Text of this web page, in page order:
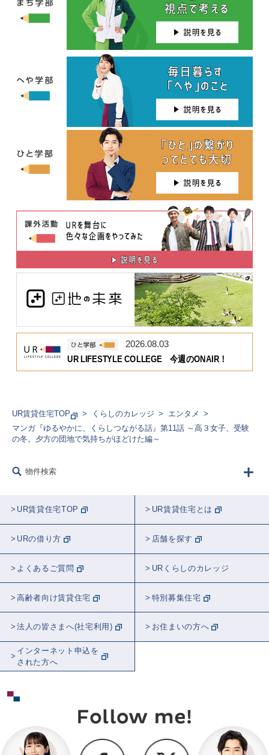
2026.08.03
UR LIFESTYLE COLLEGE 今週のONAIR！
UR賃貸住宅TOP くらしのカレッジ
エンタメ
マンガ『ゆるやかに、くらしつながる話』第11話 ～高３女子、受験
の冬。夕方の団地で気持ちがほどけた編～
物件検索
UR賃貸住宅TOP UR賃貸住宅とは
URの借り方 店舗を探す
よくあるご質問 URくらしのカレッジ
高齢者向け賃貸住宅 特別募集住宅
法人の皆さまへ(社宅利用) お住まいの方へ
インターネット申込を
された方へ